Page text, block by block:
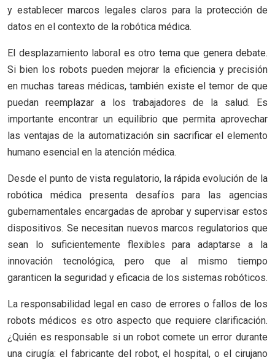
y establecer marcos legales claros para la protección de
datos en el contexto de la robótica médica.
El desplazamiento laboral es otro tema que genera debate.
Si bien los robots pueden mejorar la eficiencia y precisión
en muchas tareas médicas, también existe el temor de que
puedan reemplazar a los trabajadores de la salud. Es
importante encontrar un equilibrio que permita aprovechar
las ventajas de la automatización sin sacrificar el elemento
humano esencial en la atención médica.
Desde el punto de vista regulatorio, la rápida evolución de la
robótica médica presenta desafíos para las agencias
gubernamentales encargadas de aprobar y supervisar estos
dispositivos. Se necesitan nuevos marcos regulatorios que
sean lo suficientemente flexibles para adaptarse a la
innovación tecnológica, pero que al mismo tiempo
garanticen la seguridad y eficacia de los sistemas robóticos.
La responsabilidad legal en caso de errores o fallos de los
robots médicos es otro aspecto que requiere clarificación.
¿Quién es responsable si un robot comete un error durante
una cirugía: el fabricante del robot, el hospital, o el cirujano